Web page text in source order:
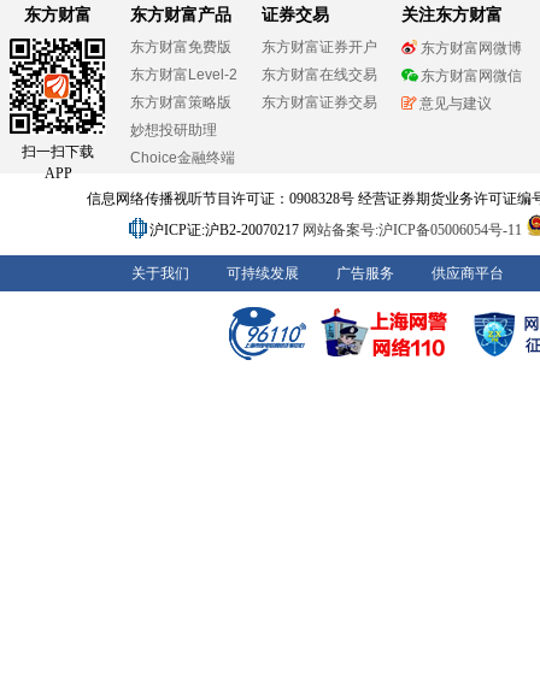
东方财富
扫一扫下载
APP
东方财富产品
东方财富免费版
东方财富Level-2
东方财富策略版
妙想投研助理
Choice金融终端
证券交易
东方财富证券开户
东方财富在线交易
东方财富证券交易
关注东方财富
东方财富网微博
东方财富网微信
意见与建议
信息网络传播视听节目许可证：0908328号 经营证券期货业务许可证编
沪ICP证:沪B2-20070217 网站备案号:沪ICP备05006054号-11
关于我们 可持续发展 广告服务 供应商平台